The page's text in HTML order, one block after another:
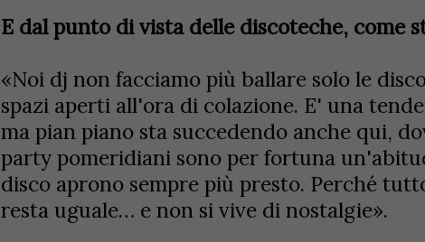
E dal punto di vista delle discoteche, come
«Noi dj non facciamo più ballare solo le
spazi aperti all'ora di colazione. E' una
ma pian piano sta succedendo anche qui,
party pomeridiani sono per fortuna
disco aprono sempre più presto. Perché
resta uguale… e non si vive di nostalgie».